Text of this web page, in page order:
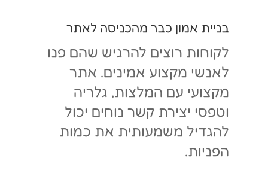
בניית אמון כבר מהכניסה לאתר
לקוחות רוצים להרגיש שהם פנו
לאנשי מקצוע אמינים. אתר
מקצועי עם המלצות, גלריה
וטפסי יצירת קשר נוחים יכול
להגדיל משמעותית את כמות
הפניות.